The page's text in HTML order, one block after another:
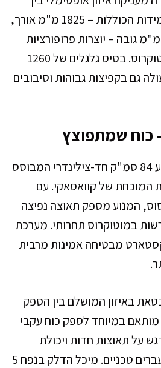
חוזק לקלות, בעוד שהמידות הכוללות – 1825 מ"מ אורך,
765 מ"מ רוחב ו-1100 מ"מ גובה – יוצרות פרופורציות
מושלמות למסלולי מוטוקרוס. בסיס גלגלים של 1260
גם בקפיצות גבוהות וסיבובים
כוח שמתפוצץ
בלב האופנוע פועם מנוע 84 סמ"ק חד-צילינדרי המבוסס
2 פעימות המוכחת של קוואסאקי. עם
כוחות סוס, המנוע מספק תאוצה נפיצה
במוטוקרוס תחרותי. מערכת
מבטיחה אמינות מרבית
באיזון המושלם בין הספק
במיוחד לספק כוח עקבי
על תאוצות חדות ויכולת
שמירה על מהירות במעברים טכניים. מיכל הדלק בנפח 5